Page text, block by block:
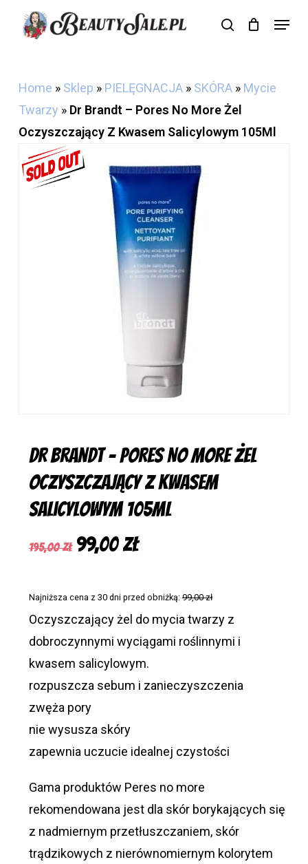
search
Menu
Cart Close
Home » Sklep » PIELĘGNACJA» SKÓRA» Mycie
Twarzy » Dr Brandt – Pores No More Żel
Oczyszczający Z Kwasem Salicylowym 105Ml
Dr Brandt – Pores No More Żel
Oczyszczający Z Kwasem
Salicylowym 105Ml
195,00zł Pierwotna
195,00 zł.
99,00złAktualna
99,00 zł.
Najniższa cena z 30 dni przed obniżką:99,00 zł
Oczyszczający żel do mycia twarzy z
dobroczynnymi wyciągami roślinnymi i
kwasem salicylowym.
rozpuszcza sebum i zanieczyszczenia
zwęża pory
nie wysusza skóry
zapewnia uczucie idealnej czystości
Gama produktów Peres no more
rekomendowana jest dla skór borykających się
z nadmiernym przetłuszczaniem, skór
trądzikowych z nierównomiernym kolorytem